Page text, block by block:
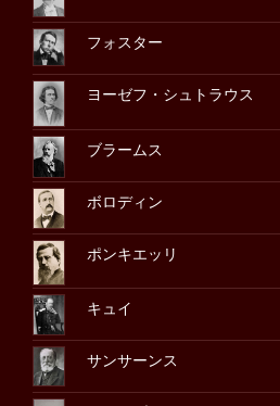
フォスター
ヨーゼフ・シュトラウス
ブラームス
ボロディン
ポンキエッリ
キュイ
サンサーンス